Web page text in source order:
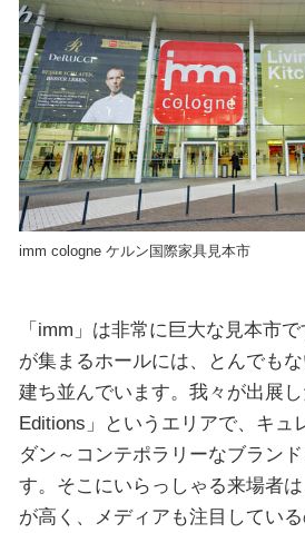
imm cologne ケルン国際家具見本市
「imm」は非常に巨大な見本市
が集まるホールには、とんでも
建ち並んでいます。我々が出展
Editions」というエリアで、キュ
ダン～コンテポラリーなブラン
す。そこにいらっしゃる来場者
が高く、メディアも注目してい